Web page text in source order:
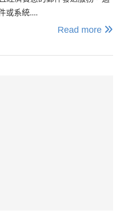
或系統....
Read more